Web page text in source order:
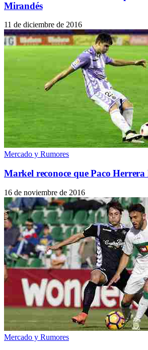
Mirandés
11 de diciembre de 2016
Mercado y Rumores
Markel reconoce que Paco
16 de noviembre de 2016
Mercado y Rumores